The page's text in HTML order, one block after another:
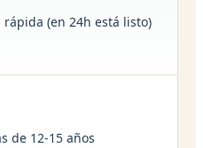
rápida (en 24h está listo)
de 12-15 años